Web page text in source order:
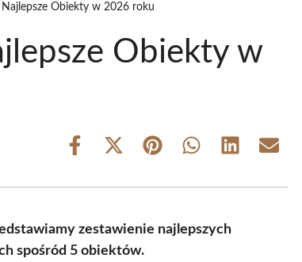
Obiekty w 2026 roku
Obiekty w
Share
Share
(Twitter)
Share Share Share Share
zestawienie najlepszych
spośród 5 obiektów.